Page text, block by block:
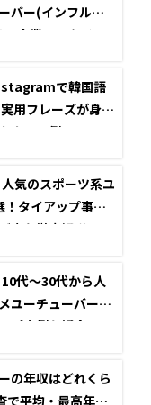
バー(インフルエ
企業とのタイア
で韓国語
用フレーズが身に
ウント例
人気のスポーツ系ユ
！タイアップ事例
方を徹底解説
10代～30代から人
ユーチューバーと
プ事例も紹介
の年収はどれくら
で平均・最高年収